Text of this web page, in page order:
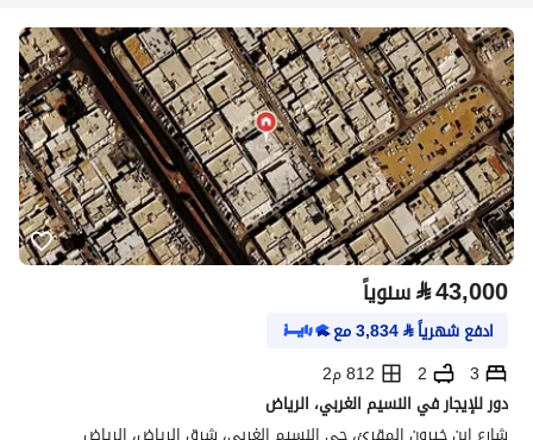
⃁43,000 سنوياً
ادفع شهرياً⃁
3,834مع
3
2
812 م2
دور للإيجار في النسيم الغربي، الرياض